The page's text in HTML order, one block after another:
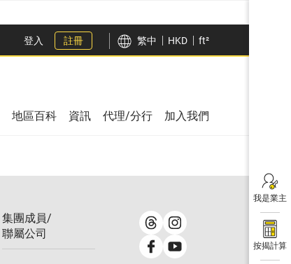
登入 註冊 繁中 HKD ft²
我是業主
按揭計算
地區百科 資訊 代理/分行 加入我們
集團成員/
聯屬公司